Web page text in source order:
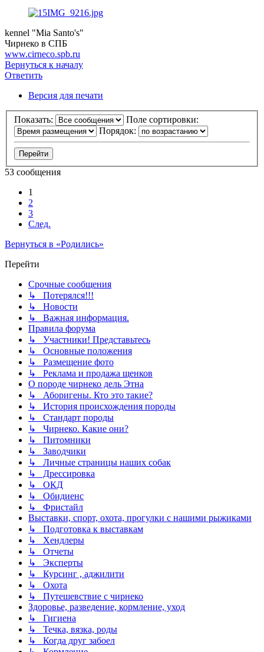
kennel "Mia Santo's"
Чирнеко в СПБ
www.cirneco.spb.ru
Вернуться к началу
Ответить
Версия для печати
Показать:
Поле сортировки:
Порядок:
53 сообщения
1
2
3
След.
Вернуться в «Родились»
Перейти
Срочные сообщения
↳ Потерялся!!!
↳ Новости
↳ Важная информация.
Правила форума
↳ Участники! Представьтесь
↳ Основные положения
↳ Размещение фото
↳ Реклама и продажа щенков
О породе чирнеко дель Этна
↳ Аборигены. Кто это такие?
↳ История происхождения породы
↳ Стандарт породы
↳ Чирнеко. Какие они?
↳ Питомники
↳ Заводчики
↳ Личные страницы наших собак
↳ Дрессировка
↳ ОКД
↳ Обидиенс
↳ Фристайл
Выставки, спорт, охота, прогулки с нашими рыжиками
↳ Подготовка к выставкам
↳ Хендлеры
↳ Отчеты
↳ Эксперты
↳ Курсинг , аджилити
↳ Охота
↳ Путешевствие с чирнеко
Здоровье, разведение, кормление, уход
↳ Гигиена
↳ Течка, вязка, роды
↳ Когда друг забоел